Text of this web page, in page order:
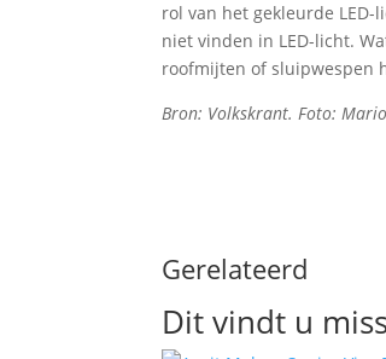
rol van het gekleurde
niet vinden in LED-licht.
roofmijten of sluipwespen
Bron: Volkskrant. Foto:
Gerelateerd
Dit vindt u